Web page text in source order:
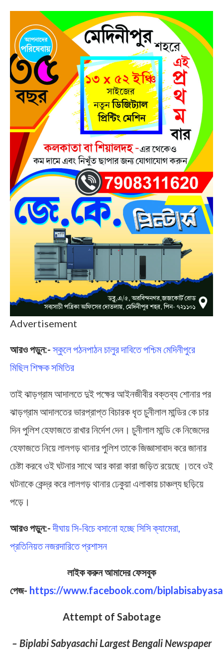
Advertisement
আরও পড়ুন:- স্কুলে পঠনপাঠন চালুর দাবিতে পশ্চিম মেদিনীপুরে
মিছিল শিক্ষক সমিতির
তাই ঝাড়গ্রাম আদালতে দুই পক্ষের আইনজীবীর বক্তব্য শোনার পর
ঝাড়গ্রাম আদালতের ভারপ্রাপ্ত বিচারক ধৃত চুনীলাল মান্ডির কে চার
দিন পুলিশ হেফাজতে রাখার নির্দেশ দেন। চুনীলাল মান্ডি কে নিজেদের
হেফাজতে নিয়ে লালগড় থানার পুলিশ তাকে জিজ্ঞাসাবাদ করে জানার
চেষ্টা করবে ওই ঘটনার সাথে আর কারা কারা জড়িত রয়েছে ।তবে ওই
ঘটনাকে কেন্দ্র করে লালগড় থানার ঢেকুয়া এলাকায় চাঞ্চল্য ছড়িয়ে
পড়ে।
আরও পড়ুন:- দীঘায় সি-বিচে বসানো হচ্ছে সিসি ক্যামেরা,
প্রতিনিয়ত নজরদারিতে প্রশাসন
লাইক করুন আমাদের ফেসবুক
পেজ- https://www.facebook.com/
Attempt of Sabotage
– Biplabi Sabyasachi Largest Bengali Newspaper